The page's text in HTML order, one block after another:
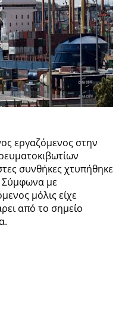
εργαζόμενος στην
συνθήκες χτυπήθηκε
Σύμφωνα με
μόλις είχε
από το σημείο